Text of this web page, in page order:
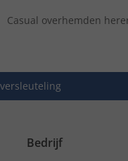
Casual overhemden
versleuteling
Bedrijf